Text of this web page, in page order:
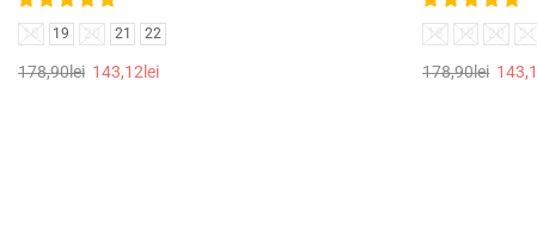
18 19 20 21 22
178,90lei 143,12 lei
18 19 20 21
178,90lei